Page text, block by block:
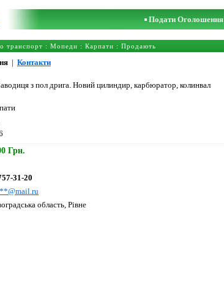
Подати Оголошення
транспорт : Мопеди : Карпати : Продають
| Контакти
з пол дрига. Новий цилиндир, карбюратор, колинвал
Грн.
31-20
область, Рівне